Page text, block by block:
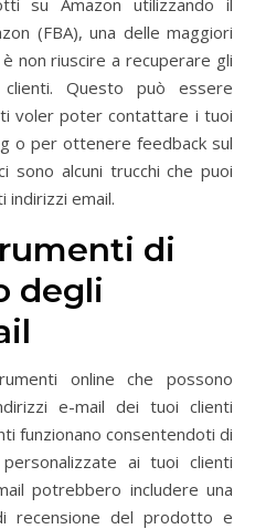
(FBA), una delle maggiori
non riuscire a recuperare gli
Questo può essere
voler poter contattare i tuoi
o per ottenere feedback sul
sono alcuni trucchi che puoi
email.
di
degli
online che possono
e-mail dei tuoi clienti
funzionano consentendoti di
ai tuoi clienti
potrebbero includere una
recensione del prodotto e